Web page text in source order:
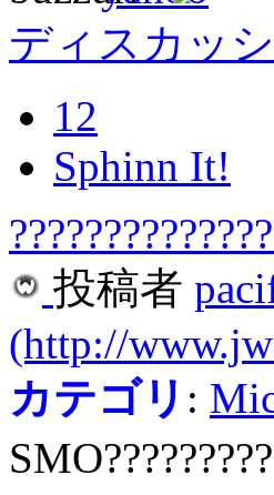
ディスカッ
12
Sphinn It!
投稿者
(http://
カテゴリ :